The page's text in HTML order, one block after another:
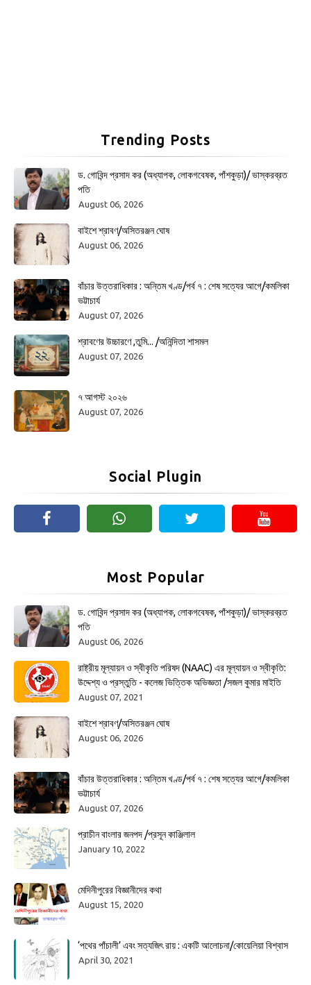
Trending Posts
ড. গোবিন্দ প্রসাদ কর (অধ্যাপক, লোকগবেষক, পাঁশকুড়া)/ ভাস্করব্রত
পতি
August 06, 2026
বাইশে শ্রাবণ/অসিতরঞ্জন ঘোষ
August 06, 2026
বাঁচার উত্তরাধিকার : অন্তিম খণ্ড/পর্ব ৭ : শেষ সত্যের আগে/কমলিকা
ভট্টাচার্য
August 07, 2026
শ্রাবণের উচ্চারণে ,তুমি... /অনিন্দিতা শাসমল
August 07, 2026
৭ আগস্ট ২০২৬
August 07, 2026
Social Plugin
Most Popular
ড. গোবিন্দ প্রসাদ কর (অধ্যাপক, লোকগবেষক, পাঁশকুড়া)/ ভাস্করব্রত
পতি
August 06, 2026
রাষ্ট্রীয় মূল্যায়ন ও স্বীকৃতি পরিষদ (NAAC) এর মূল্যায়ন ও স্বীকৃতি:
উদ্দেশ্য ও প্রস্তুতি - কলেজ ভিত্তিক অভিজ্ঞতা /সজল কুমার মাইতি
August 07, 2021
বাইশে শ্রাবণ/অসিতরঞ্জন ঘোষ
August 06, 2026
বাঁচার উত্তরাধিকার : অন্তিম খণ্ড/পর্ব ৭ : শেষ সত্যের আগে/কমলিকা
ভট্টাচার্য
August 07, 2026
প্রাচীন বাংলার জনপদ /প্রসূন কাঞ্জিলাল
January 10, 2022
মেদিনীপুরের বিজ্ঞানীদের কথা
August 15, 2020
‘পথের পাঁচালী’ এবং সত্যজিৎ রায় : একটি আলোচনা/কোয়েলিয়া বিশ্বাস
April 30, 2021